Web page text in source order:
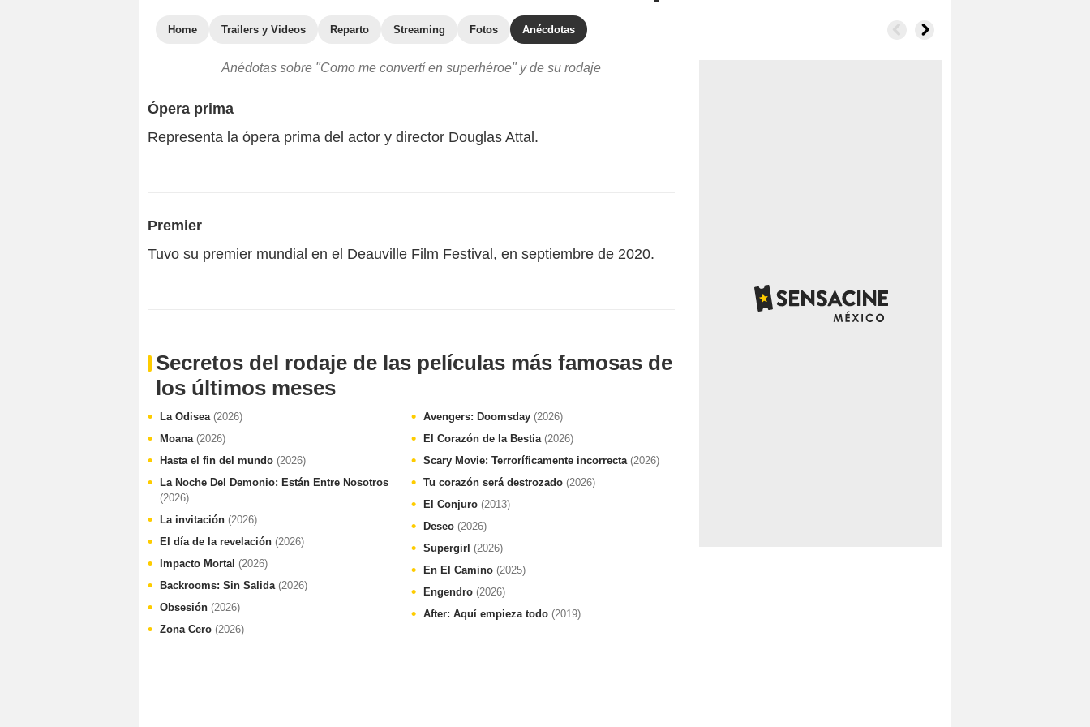
Home Trailers y Videos Reparto Streaming Fotos Anécdotas
Anédotas sobre "Como me convertí en superhéroe" y de su rodaje
Ópera prima
Representa la ópera prima del actor y director Douglas Attal.
Premier
Tuvo su premier mundial en el Deauville Film Festival, en septiembre de 2020.
Secretos del rodaje de las películas más famosas de
los últimos meses
La Odisea (2026)
Moana (2026)
Hasta el fin del mundo (2026)
La Noche Del Demonio: Están Entre Nosotros
(2026)
La invitación (2026)
El día de la revelación (2026)
Impacto Mortal (2026)
Backrooms: Sin Salida (2026)
Obsesión (2026)
Zona Cero (2026)
Avengers: Doomsday (2026)
El Corazón de la Bestia (2026)
Scary Movie: Terroríficamente incorrecta (2026)
Tu corazón será destrozado (2026)
El Conjuro (2013)
Deseo (2026)
Supergirl (2026)
En El Camino (2025)
Engendro (2026)
After: Aquí empieza todo (2019)